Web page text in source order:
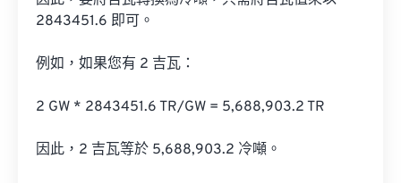
2843451.6 即可。
例如，如果您有 2 吉瓦：
2 GW * 2843451.6 TR/GW = 5,688,903.2 TR
因此，2 吉瓦等於 5,688,903.2 冷噸。